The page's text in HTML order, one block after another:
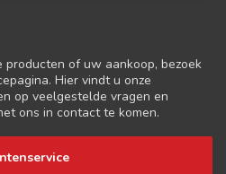
of uw aankoop, bezoek
Hier vindt u onze
op veelgestelde vragen en
ons in contact te komen.